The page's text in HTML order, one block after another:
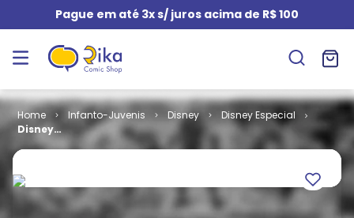
Pague em até 3x s/ juros acima de R$ 100
Infanto-Juvenis Disney
Disney Especial
Disney
Especial - Os